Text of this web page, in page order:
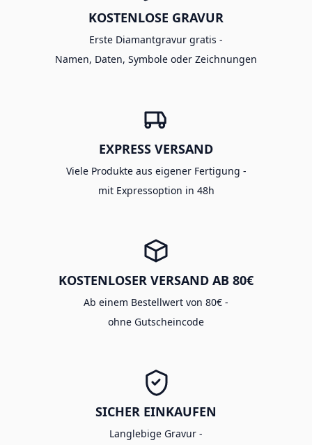
KOSTENLOSE GRAVUR
Erste Diamantgravur gratis -
Namen, Daten, Symbole oder Zeichnungen
EXPRESS VERSAND
Viele Produkte aus eigener Fertigung -
mit Expressoption in 48h
KOSTENLOSER VERSAND AB 80€
Ab einem Bestellwert von 80€ -
ohne Gutscheincode
SICHER EINKAUFEN
Langlebige Gravur -